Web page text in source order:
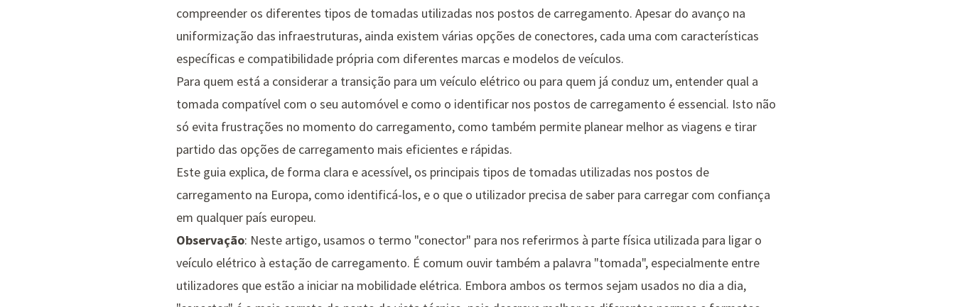
compreender os diferentes tipos de tomadas utilizadas nos postos de carregamento. Apesar do avanço na
uniformização das infraestruturas, ainda existem várias opções de conectores, cada uma com características
específicas e compatibilidade própria com diferentes marcas e modelos de veículos.
Para quem está a considerar a transição para um veículo elétrico ou para quem já conduz um, entender qual a
tomada compatível com o seu automóvel e como o identificar nos postos de carregamento é essencial. Isto não
só evita frustrações no momento do carregamento, como também permite planear melhor as viagens e tirar
partido das opções de carregamento mais eficientes e rápidas.
Este guia explica, de forma clara e acessível, os principais tipos de tomadas utilizadas nos postos de
carregamento na Europa, como identificá-los, e o que o utilizador precisa de saber para carregar com confiança
em qualquer país europeu.
Observação: Neste artigo, usamos o termo "conector" para nos referirmos à parte física utilizada para ligar o
veículo elétrico à estação de carregamento. É comum ouvir também a palavra "tomada", especialmente entre
utilizadores que estão a iniciar na mobilidade elétrica. Embora ambos os termos sejam usados no dia a dia,